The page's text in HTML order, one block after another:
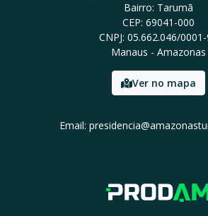
Bairro: Tarumã
CEP: 69041-000
CNPJ: 05.662.046/
Manaus - Amazonas
Ver no mapa
Email: